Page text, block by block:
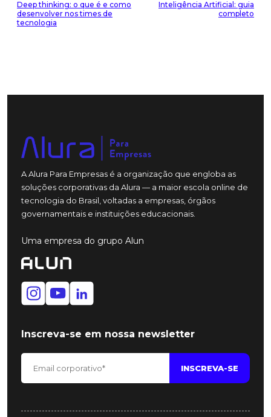
Deep thinking: o que é e como
desenvolver nos times de
tecnologia
Inteligência Artificial: guia
completo
A Alura Para Empresas é a organização que engloba as
soluções corporativas da Alura — a maior escola online de
tecnologia do Brasil, voltadas a empresas, órgãos
governamentais e instituições educacionais.
Uma empresa do grupo Alun
Inscreva-se em nossa newsletter